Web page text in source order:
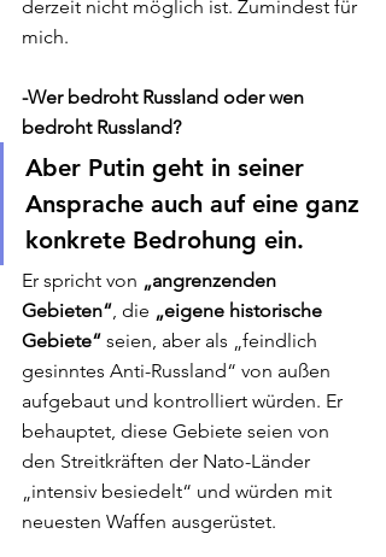
derzeit nicht möglich ist. Zumindest für
mich.
-Wer bedroht Russland oder wen
bedroht Russland?
Aber Putin geht in seiner
Ansprache auch auf eine ganz
konkrete Bedrohung ein.
Er spricht von „angrenzenden
Gebieten“, die „eigene historische
Gebiete“ seien, aber als „feindlich
gesinntes Anti-Russland“ von außen
aufgebaut und kontrolliert würden. Er
behauptet, diese Gebiete seien von
den Streitkräften der Nato-Länder
„intensiv besiedelt“ und würden mit
neuesten Waffen ausgerüstet.